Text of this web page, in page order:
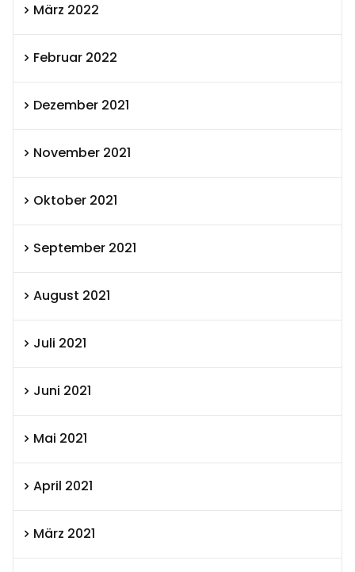
März 2022
Februar 2022
Dezember 2021
November 2021
Oktober 2021
September 2021
August 2021
Juli 2021
Juni 2021
Mai 2021
April 2021
März 2021